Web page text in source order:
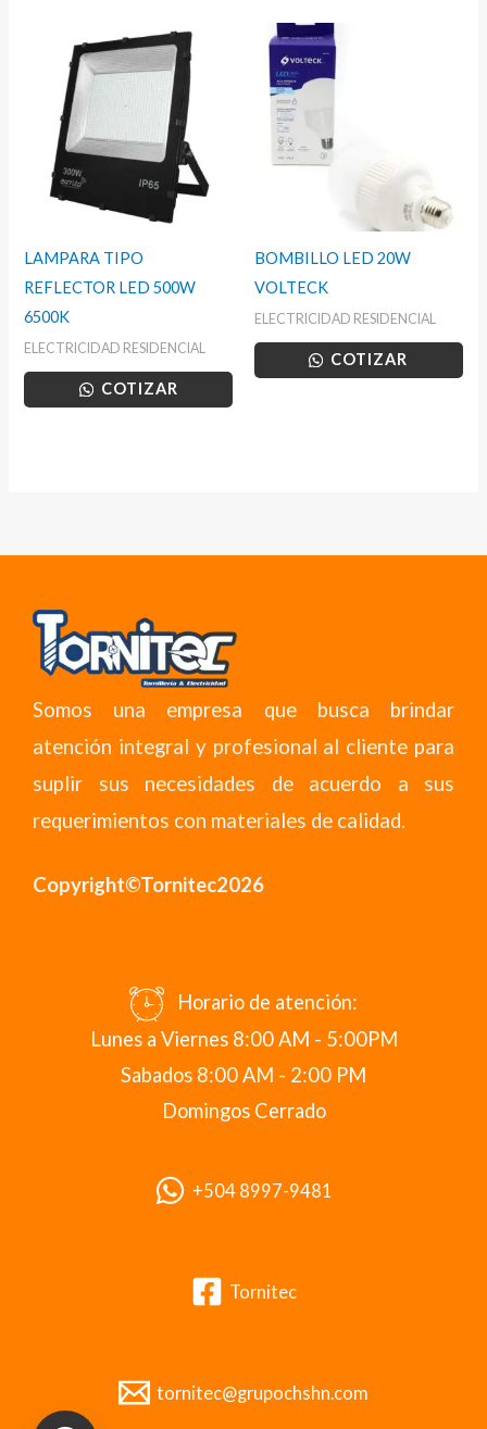
LAMPARA TIPO
REFLECTOR LED 500W
6500K
ELECTRICIDAD RESIDENCIAL
COTIZAR
BOMBILLO LED 20W
VOLTECK
ELECTRICIDAD RESIDENCIAL
COTIZAR
Somos una empresa que busca brindar
atención integral y profesional al cliente para
suplir sus necesidades de acuerdo a sus
requerimientos con materiales de calidad.
Copyright©Tornitec2026
Horario de atención:
Lunes a Viernes 8:00 AM - 5:00PM
Sabados 8:00 AM - 2:00 PM
Domingos Cerrado
+504 8997-9481
Tornitec
tornitec@grupochshn.com